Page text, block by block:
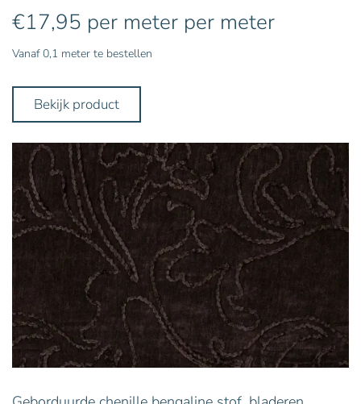
€17,95 per meter per meter
Vanaf 0,1 meter te bestellen
Bekijk product